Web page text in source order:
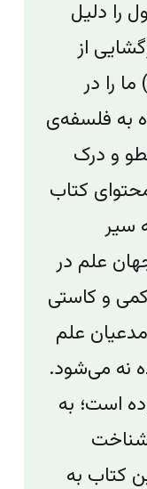
را دلیل
از
ما را در
به فلسفه‌ی
و درک
کتاب
سیر
علم در
و‌ کاستی
علم
نه می‌شود.
است؛ به
کتاب به